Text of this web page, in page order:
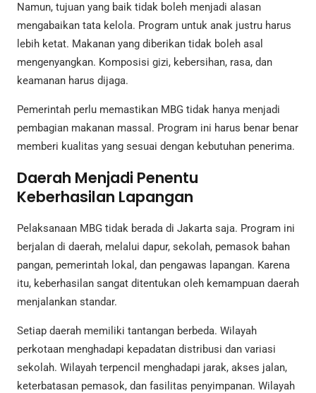
Namun, tujuan yang baik tidak boleh menjadi alasan
mengabaikan tata kelola. Program untuk anak justru harus
lebih ketat. Makanan yang diberikan tidak boleh asal
mengenyangkan. Komposisi gizi, kebersihan, rasa, dan
keamanan harus dijaga.
Pemerintah perlu memastikan MBG tidak hanya menjadi
pembagian makanan massal. Program ini harus benar benar
memberi kualitas yang sesuai dengan kebutuhan penerima.
Daerah Menjadi Penentu
Keberhasilan Lapangan
Pelaksanaan MBG tidak berada di Jakarta saja. Program ini
berjalan di daerah, melalui dapur, sekolah, pemasok bahan
pangan, pemerintah lokal, dan pengawas lapangan. Karena
itu, keberhasilan sangat ditentukan oleh kemampuan daerah
menjalankan standar.
Setiap daerah memiliki tantangan berbeda. Wilayah
perkotaan menghadapi kepadatan distribusi dan variasi
sekolah. Wilayah terpencil menghadapi jarak, akses jalan,
keterbatasan pemasok, dan fasilitas penyimpanan. Wilayah